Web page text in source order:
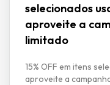
selecionados
aproveite a
limitado
15% OFF em itens
aproveite a